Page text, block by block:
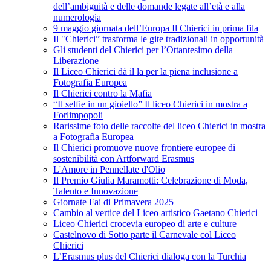
dell’ambiguità e delle domande legate all’età e alla
numerologia
9 maggio giornata dell’Europa Il Chierici in prima fila
Il "Chierici” trasforma le gite tradizionali in opportunità
Gli studenti del Chierici per l’Ottantesimo della
Liberazione
Il Liceo Chierici dà il la per la piena inclusione a
Fotografia Europea
Il Chierici contro la Mafia
“Il selfie in un gioiello” Il liceo Chierici in mostra a
Forlimpopoli
Rarissime foto delle raccolte del liceo Chierici in mostra
a Fotografia Europea
Il Chierici promuove nuove frontiere europee di
sostenibilità con Artforward Erasmus
L'Amore in Pennellate d'Olio
Il Premio Giulia Maramotti: Celebrazione di Moda,
Talento e Innovazione
Giornate Fai di Primavera 2025
Cambio al vertice del Liceo artistico Gaetano Chierici
Liceo Chierici crocevia europeo di arte e culture
Castelnovo di Sotto parte il Carnevale col Liceo
Chierici
L’Erasmus plus del Chierici dialoga con la Turchia